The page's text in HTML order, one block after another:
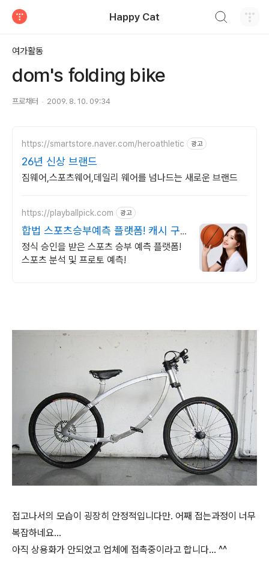
Happy Cat
여가활동
dom's folding bike
프로채터 2009. 8. 10. 09:34
https://smartstore.naver.com/heroathletic 광고
26년 신상 브랜드
짐웨어,스포츠웨어,데일리 웨어를 넘나드는 새로운 브랜드
https://playballpick.com 광고
합법 스포츠승부예측 플랫폼! 캐시 구
매시 매회+ 혜택!
정식 승인을 받은 스포츠 승부 예측 플랫폼!
스포츠 분석 및 프로토 예측!
접고나서의 모습이 굉장히 안정적입니다만. 어째 접는과정이 너무
복잡하네요...
아직 상용화가 안되었고 업체에 접촉중이라고 합니다... ^^